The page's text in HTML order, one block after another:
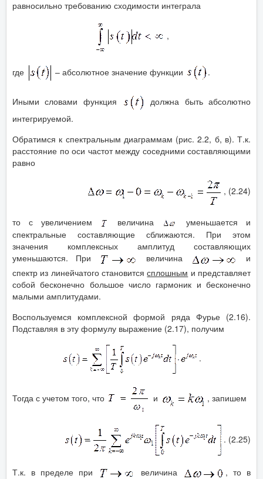
равносильно требованию сходимости интеграла
,
где – абсолютное значение функции .
Иными словами функция
должна быть абсолютно
интегрируемой.
Обратимся к спектральным диаграммам (рис. 2.2, б, в). Т.к.
расстояние по оси частот между соседними составляющими
равно
, (2.24)
то с увеличением величина
уменьшается и
спектральные составляющие сближаются. При этом
значения комплексных амплитуд составляющих
уменьшаются. При
величина
и
спектр из линейчатого становитсясплошным и представляет
собой бесконечно большое число гармоник и бесконечно
малыми амплитудами.
Воспользуемся комплексной формой ряда Фурье (2.16).
Подставляя в эту формулу выражение (2.17), получим
.
Тогда с учетом того, что и , запишем
. (2.25)
Т.к. в пределе при величина
, то в